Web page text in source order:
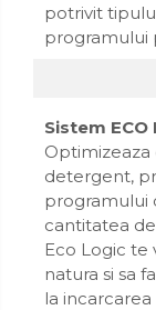
potrivit
programului
Sistem ECO
Optimizeaza
detergent,
programului
cantitatea
Eco Logic te
natura si sa
la